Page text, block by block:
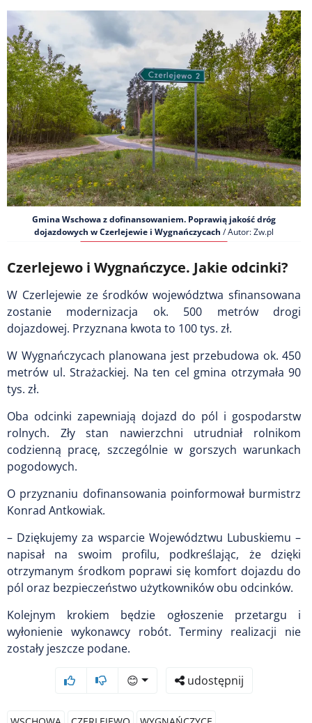
Gmina Wschowa z dofinansowaniem. Poprawią jakość dróg
dojazdowych w Czerlejewie i Wygnańczycach / Autor: Zw.pl
Czerlejewo i Wygnańczyce. Jakie odcinki?
W Czerlejewie ze środków województwa sfinansowana
zostanie modernizacja ok. 500 metrów drogi
dojazdowej. Przyznana kwota to 100 tys. zł.
W Wygnańczycach planowana jest przebudowa ok. 450
metrów ul. Strażackiej. Na ten cel gmina otrzymała 90
tys. zł.
Oba odcinki zapewniają dojazd do pól i gospodarstw
rolnych. Zły stan nawierzchni utrudniał rolnikom
codzienną pracę, szczególnie w gorszych warunkach
pogodowych.
O przyznaniu dofinansowania poinformował burmistrz
Konrad Antkowiak.
– Dziękujemy za wsparcie Województwu Lubuskiemu –
napisał na swoim profilu, podkreślając, że dzięki
otrzymanym środkom poprawi się komfort dojazdu do
pól oraz bezpieczeństwo użytkowników obu odcinków.
Kolejnym krokiem będzie ogłoszenie przetargu i
wyłonienie wykonawcy robót. Terminy realizacji nie
zostały jeszcze podane.
😊 udostępnij